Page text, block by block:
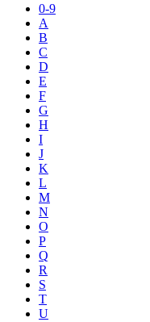
0-9
A
B
C
D
E
F
G
H
I
J
K
L
M
N
O
P
Q
R
S
T
U